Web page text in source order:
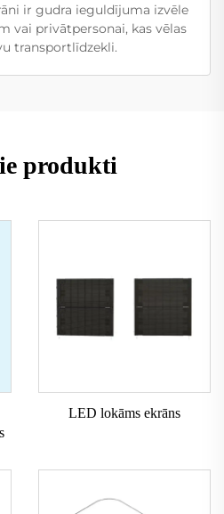
ir gudra ieguldījuma izvēle
vai privātpersonai, kas vēlas
transportlīdzekli.
produkti
LED lokāms ekrāns